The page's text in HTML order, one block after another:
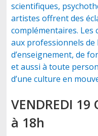
scientifiques,
artistes offrent des
complémentaires. Les
aux professionnels de
d’enseignement, de
et aussi à toute
d’une culture en
VENDREDI 19
à 18h